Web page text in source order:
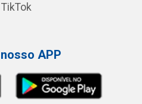
TikTok
APP